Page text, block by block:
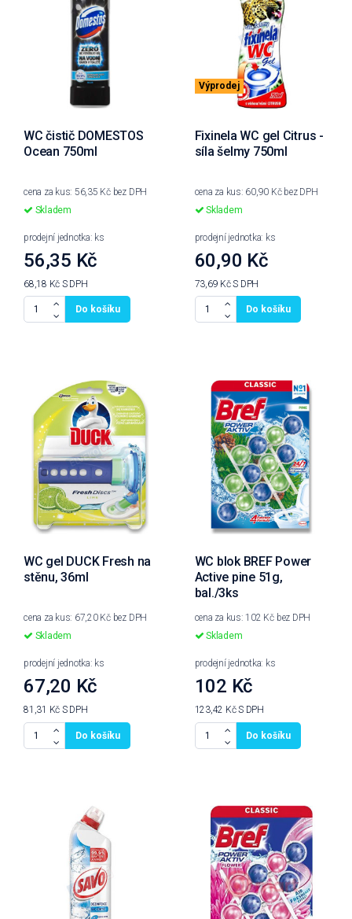
WC čistič DOMESTOS
Ocean 750ml
cena za kus: 56,35 Kč bez DPH
Skladem
prodejní jednotka: ks
56,35 Kč
68,18 Kč S DPH
Do košíku
Výprodej
Fixinela WC gel Citrus -
síla šelmy 750ml
cena za kus: 60,90 Kč bez DPH
Skladem
prodejní jednotka: ks
60,90 Kč
73,69 KčS DPH
Do košíku
WC gel DUCK Fresh na
stěnu, 36ml
cena za kus: 67,20 Kč bez DPH
Skladem
prodejní jednotka: ks
67,20 Kč
81,31 Kč S DPH
Do košíku
WC blok BREF Power
Active pine 51g,
bal./3ks
cena za kus: 102 Kč bez DPH
Skladem
prodejní jednotka: ks
102 Kč
123,42 KčS DPH
Do košíku